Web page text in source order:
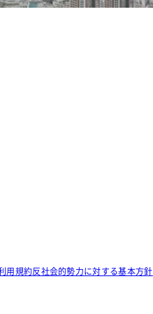
用規約反社会的勢力に対する基本方針